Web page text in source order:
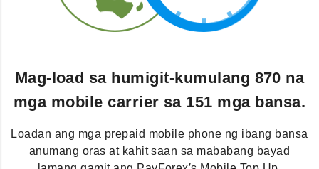
Mag-load sa humigit-kumulang 870 na
mga mobile carrier sa 151 mga bansa.
Loadan ang mga prepaid mobile phone ng ibang bansa
anumang oras at kahit saan sa mababang bayad